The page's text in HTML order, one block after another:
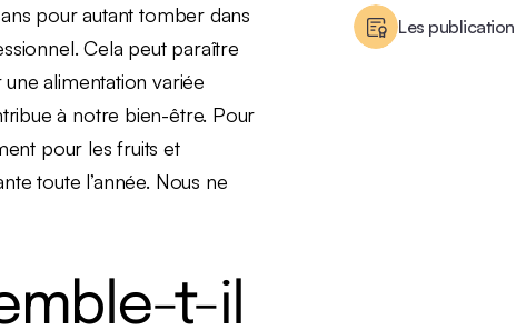
pour autant tomber dans
Cela peut paraître
alimentation variée
à notre bien-être. Pour
pour les fruits et
toute l’année. Nous ne
t-il
Les